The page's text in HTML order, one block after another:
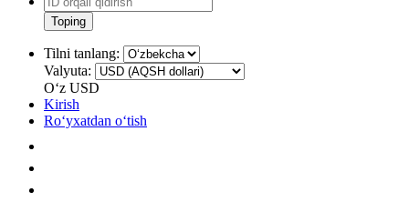
Toping
Tilni tanlang:
Valyuta:
Oʻz USD
Kirish
Roʻyxatdan oʻtish